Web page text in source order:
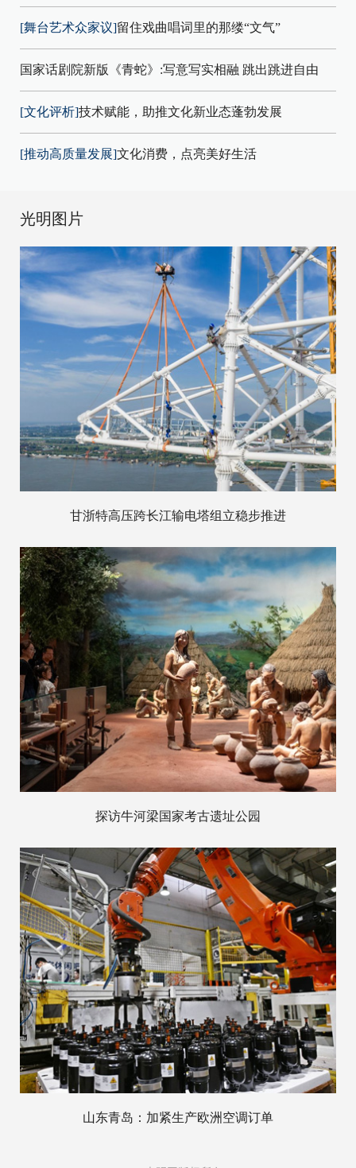
[舞台艺术众家议]留住戏曲唱词里的那缕“文气”
国家话剧院新版《青蛇》:写意写实相融 跳出跳进自由
[文化评析]技术赋能，助推文化新业态蓬勃发展
[推动高质量发展]文化消费，点亮美好生活
光明图片
甘浙特高压跨长江输电塔组立稳步推进
探访牛河梁国家考古遗址公园
山东青岛：加紧生产欧洲空调订单